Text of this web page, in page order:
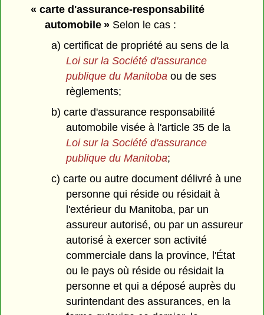
« carte d'assurance-responsabilité
automobile » Selon le cas :
a) certificat de propriété au sens de la
Loi sur la Société d'assurance
publique du Manitobaou de ses
règlements;
b) carte d'assurance responsabilité
automobile visée à l'article 35 de la
Loi sur la Société d'assurance
publique du Manitoba;
c) carte ou autre document délivré à une
personne qui réside ou résidait à
l'extérieur du Manitoba, par un
assureur autorisé, ou par un assureur
autorisé à exercer son activité
commerciale dans la province, l'État
ou le pays où réside ou résidait la
personne et qui a déposé auprès du
surintendant des assurances, en la